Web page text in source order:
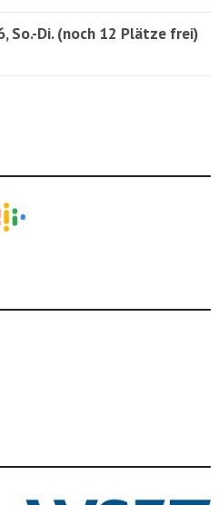
So.-Di. (noch 12 Plätze frei)